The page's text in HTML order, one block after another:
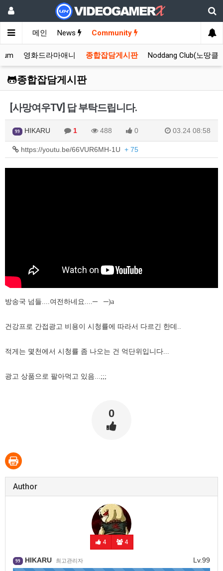
메인 News Community
영화드라마애니 종합잡담게시판 Noddang Club(노땅클
종합잡담게시판
[사망여우TV] 답 부탁드립니다.
99 HIKARU 1 488 0 03.24 08:58
https://youtu.be/66VUR6MH-1U + 75
방송국 넘들....여전하네요....─ ─)a
건강프로 간접광고 비용이 시청률에 따라서 다르긴 한데..
적게는 몇천에서 시청률 좀 나오는 건 억단위입니다...
광고 상품으로 팔아먹고 있음...;;;
0
Author
4 4
Lv.99
99 HIKARU 최고관리자